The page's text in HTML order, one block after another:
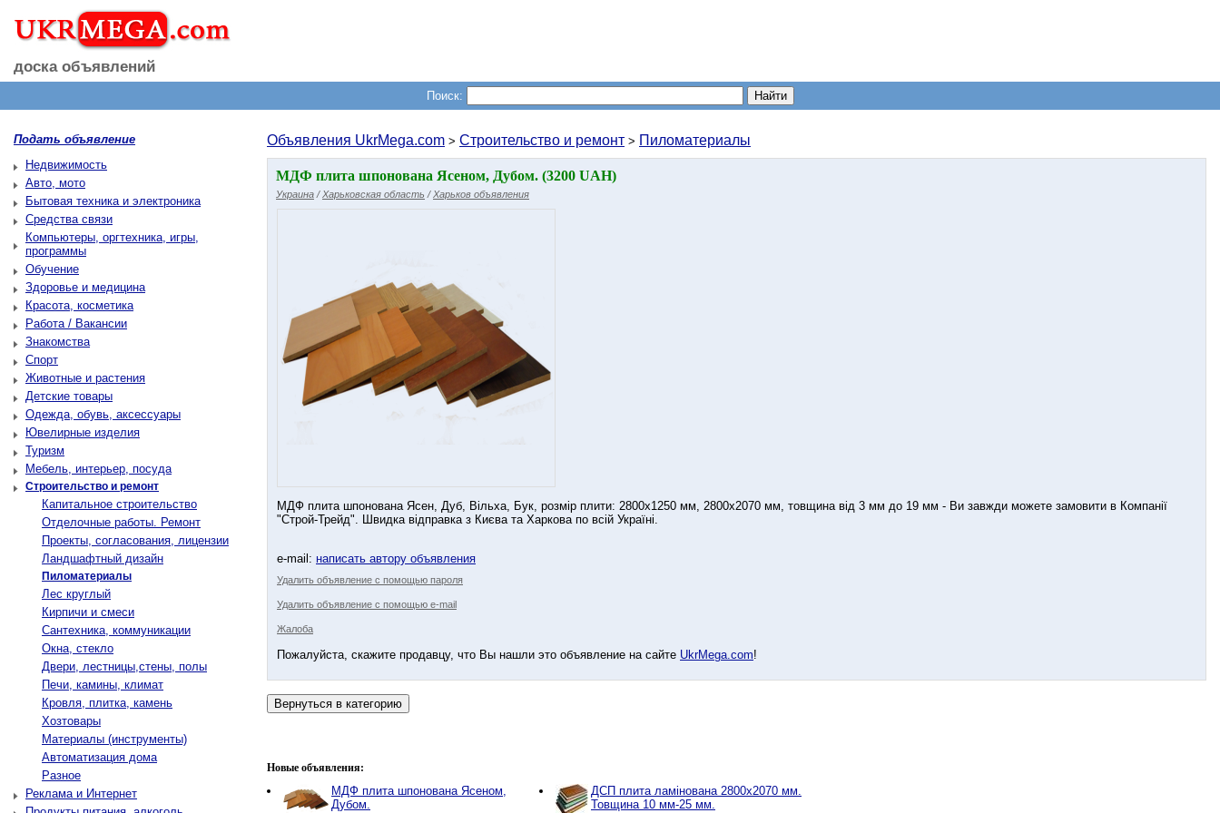
доска объявлений
Поиск:
Подать объявление
Недвижимость
Авто, мото
Бытовая техника и электроника
Средства связи
Компьютеры, оргтехника, игры,
программы
Обучение
Здоровье и медицина
Красота, косметика
Работа / Вакансии
Знакомства
Спорт
Животные и растения
Детские товары
Одежда, обувь, аксессуары
Ювелирные изделия
Туризм
Мебель, интерьер, посуда
Строительство и ремонт
Капитальное строительство
Отделочные работы. Ремонт
Проекты, согласования, лицензии
Ландшафтный дизайн
Пиломатериалы
Лес круглый
Кирпичи и смеси
Сантехника, коммуникации
Окна, стекло
Двери, лестницы,стены, полы
Печи, камины, климат
Кровля, плитка, камень
Хозтовары
Материалы (инструменты)
Автоматизация дома
Разное
Реклама и Интернет
Объявления UkrMega.com > Строительство и ремонт > Пиломатериалы
МДФ плита шпонована Ясеном, Дубом. (3200 UAH)
Украина / Харьковская область / Харьков объявления
МДФ плита шпонована Ясен, Дуб, Вільха, Бук, розмір плити: 2800х1250 мм, 2800х2070 мм, товщина від 3 мм до 19 мм - Ви завжди можете замовити в Компанії
"Строй-Трейд". Швидка відправка з Києва та Харкова по всій Україні.
e-mail: написать автору объявления
Удалить объявление с помощью пароля
Удалить объявление с помощью e-mail
Жалоба
Пожалуйста, скажите продавцу, что Вы нашли это объявление на сайте UkrMega.com!
Новые объявления:
МДФ плита шпонована Ясеном,
Дубом.
ДСП плита ламінована 2800х2070 мм.
Товщина 10 мм-25 мм.